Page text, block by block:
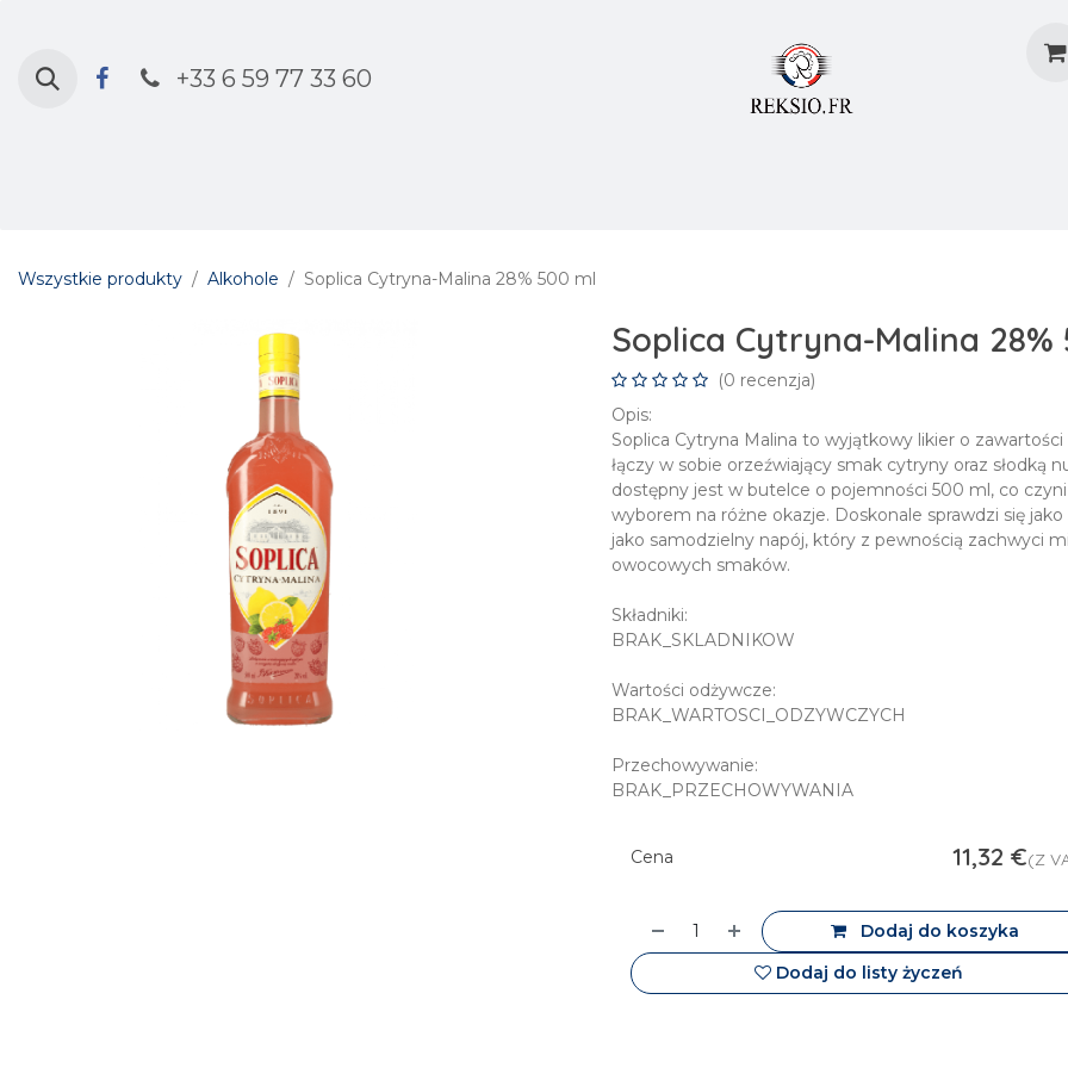
+33 6 59 77 33 60
Wszystkie produkty Alkohole Soplica Cytryna-Malina 28% 500 ml
Soplica Cytryna-Malina 28%
(0 recenzja)
Opis:
Soplica Cytryna Malina to wyjątkowy likier o
łączy w sobie orzeźwiający smak cytryny oraz słodką
dostępny jest w butelce o pojemności 500 ml, co
wyborem na różne okazje. Doskonale sprawdzi się jako
jako samodzielny napój, który z pewnością zachwyci
owocowych smaków.
Składniki:
BRAK_SKLADNIKOW
Wartości odżywcze:
BRAK_WARTOSCI_ODZYWCZYCH
Przechowywanie:
BRAK_PRZECHOWYWANIA
Dodaj do koszyka
Dodaj do listy życzeń
Cena 11,32 €(Z